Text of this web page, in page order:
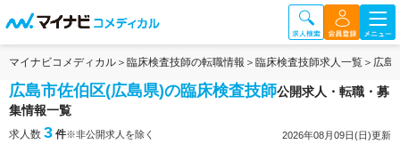
マイナビコメディカル 臨床検査技師の転職情報 臨床検査技師求人一覧 広島
広島市佐伯区(広島県)の臨床検査技師公開求人・転職・募
集情報一覧
求人数 3 件※非公開求人を除く 2026年08月09日(日)更新